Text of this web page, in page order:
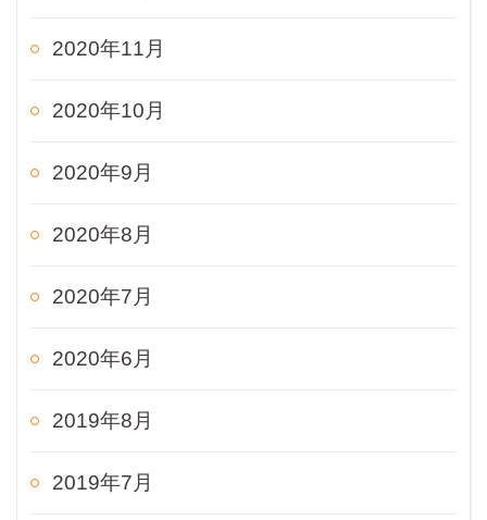
2020年11月
2020年10月
2020年9月
2020年8月
2020年7月
2020年6月
2019年8月
2019年7月